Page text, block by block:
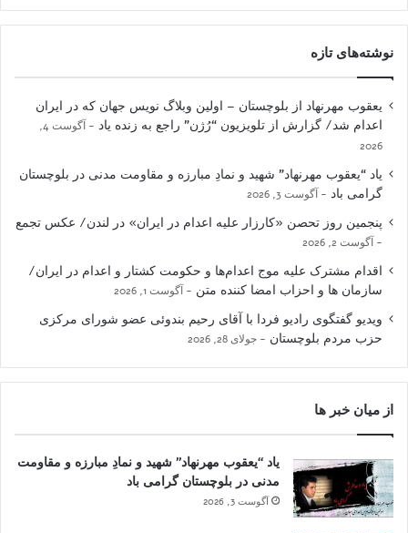
نوشته‌های تازه
یعقوب مهرنهاد از بلوچستان – اولین وبلاگ نویس جهان که در ایران
اعدام شد/ گزارش از تلویزیون “رُژن” راجع به زنده یاد
آگوست 4,
2026
یاد “یعقوب مهرنهاد” شهید و نمادِ مبارزه و مقاومت مدنی در بلوچستان
گرامی باد
آگوست 3, 2026
پنجمین روز تحصن «کارزار علیه اعدام در ایران» در لندن/ عکس تجمع
آگوست 2, 2026
اقدام مشترک علیه موج اعدام‌ها و حکومت کشتار و اعدام در ایران/
سازمان ها و احزاب امضا کننده متن
آگوست 1, 2026
ویدیو گفتگوی رادیو فردا با آقای رحیم بندوئی عضو شورای مرکزی
حزب مردم بلوچستان
جولای 28, 2026
از میان خبر ها
یاد “یعقوب مهرنهاد” شهید و نمادِ مبارزه و مقاومت
مدنی در بلوچستان گرامی باد
آگوست 3, 2026